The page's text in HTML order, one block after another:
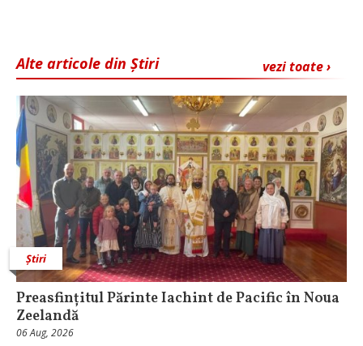
vezi toate ›
Alte articole din Știri
Știri
Preasfințitul Părinte Iachint de Pacific în Noua
Zeelandă
06 Aug, 2026